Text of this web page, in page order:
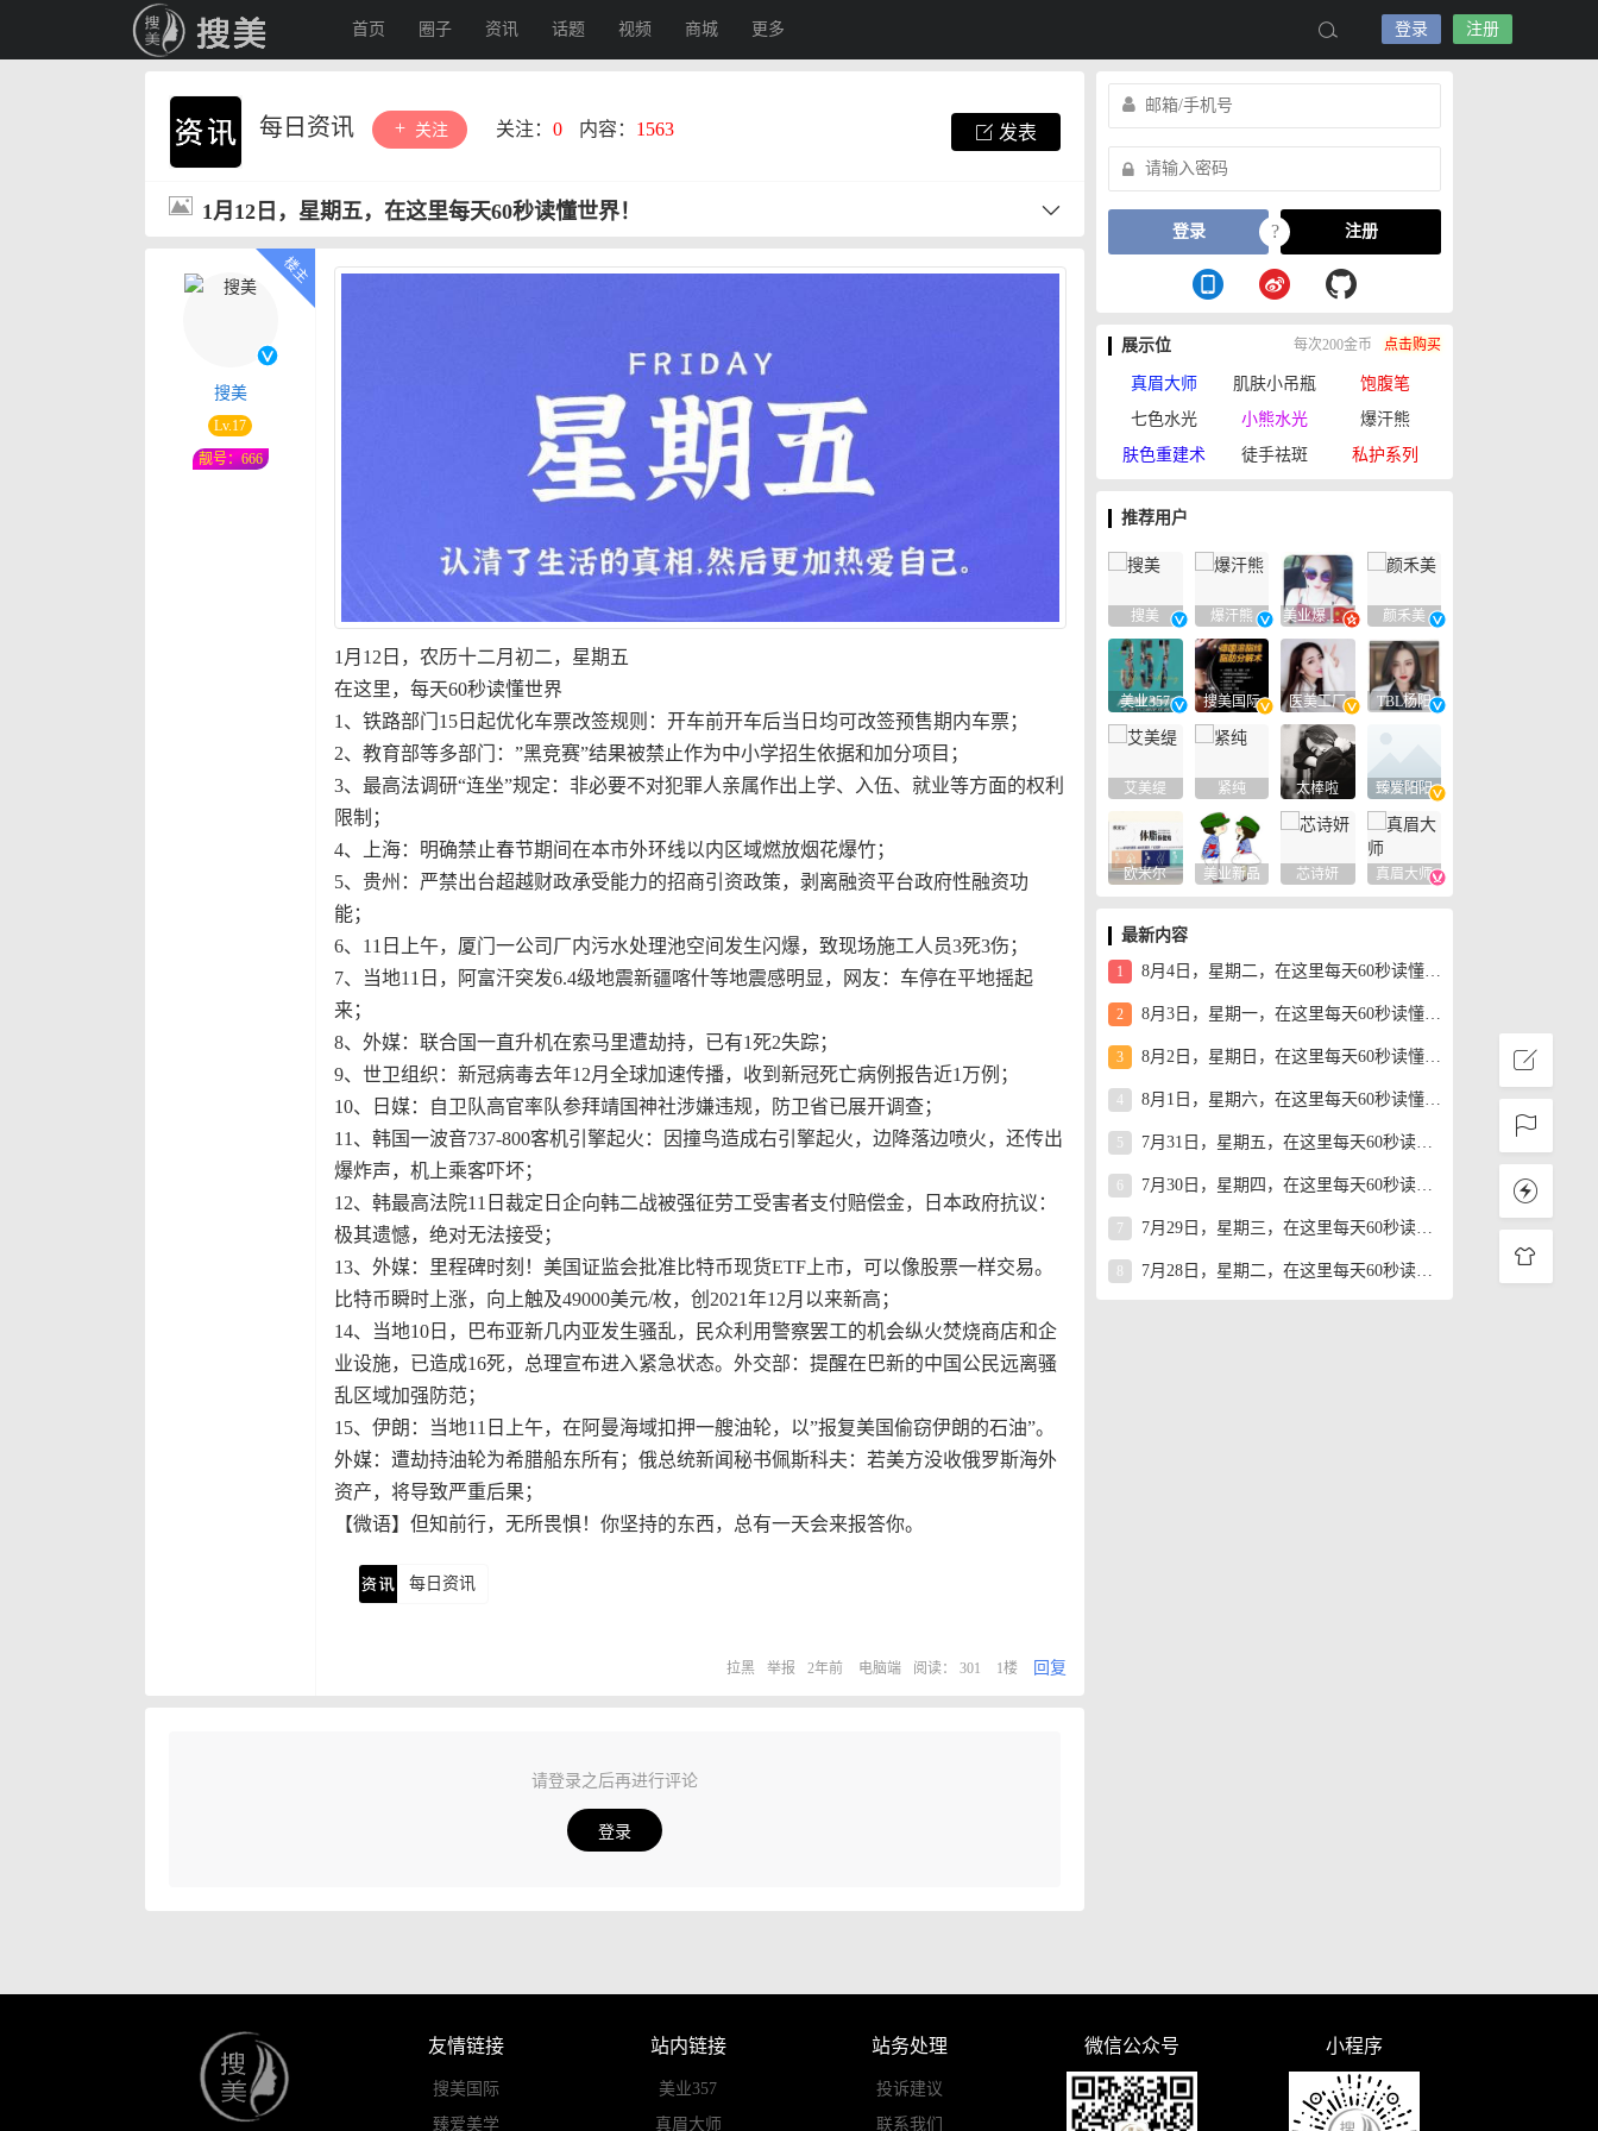
首页 圈子 资讯 话题 视频 商城 更多 登录 注册
每日资讯 关注 关注： 0 内容： 1563 发表
1月12日，星期五，在这里每天60秒读懂世界！
搜美
Lv.17
靓号：666
1月12日，农历十二月初二，星期五
在这里，每天60秒读懂世界
1、铁路部门15日起优化车票改签规则：开车前开车后当日均可改签预售期内车票；
2、教育部等多部门：”黑竞赛”结果被禁止作为中小学招生依据和加分项目；
3、最高法调研“连坐”规定：非必要不对犯罪人亲属作出上学、入伍、就业等方面的权利
限制；
4、上海：明确禁止春节期间在本市外环线以内区域燃放烟花爆竹；
5、贵州：严禁出台超越财政承受能力的招商引资政策，剥离融资平台政府性融资功
能；
6、11日上午，厦门一公司厂内污水处理池空间发生闪爆，致现场施工人员3死3伤；
7、当地11日，阿富汗突发6.4级地震新疆喀什等地震感明显，网友：车停在平地摇起
来；
8、外媒：联合国一直升机在索马里遭劫持，已有1死2失踪；
9、世卫组织：新冠病毒去年12月全球加速传播，收到新冠死亡病例报告近1万例；
10、日媒：自卫队高官率队参拜靖国神社涉嫌违规，防卫省已展开调查；
11、韩国一波音737-800客机引擎起火：因撞鸟造成右引擎起火，边降落边喷火，还传出
爆炸声，机上乘客吓坏；
12、韩最高法院11日裁定日企向韩二战被强征劳工受害者支付赔偿金，日本政府抗议：
极其遗憾，绝对无法接受；
13、外媒：里程碑时刻！美国证监会批准比特币现货ETF上市，可以像股票一样交易。
比特币瞬时上涨，向上触及49000美元/枚，创2021年12月以来新高；
14、当地10日，巴布亚新几内亚发生骚乱，民众利用警察罢工的机会纵火焚烧商店和企
业设施，已造成16死，总理宣布进入紧急状态。外交部：提醒在巴新的中国公民远离骚
乱区域加强防范；
15、伊朗：当地11日上午，在阿曼海域扣押一艘油轮，以”报复美国偷窃伊朗的石油”。
外媒：遭劫持油轮为希腊船东所有；俄总统新闻秘书佩斯科夫：若美方没收俄罗斯海外
资产，将导致严重后果；
【微语】但知前行，无所畏惧！你坚持的东西，总有一天会来报答你。
每日资讯
拉黑 举报 2年前 电脑端 阅读： 301 1楼 回复
请登录之后再进行评论
登录
登录 ? 注册
展示位 每次200金币 点击购买
真眉大师 肌肤小吊瓶
饱腹笔
七色水光
小熊水光
爆汗熊
肤色重建术
徒手祛斑 私护系列
推荐用户
搜美 爆汗熊 美业爆款平台 颜禾美
美业357 搜美国际 医美工厂 TBL杨阳
艾美缇 紧纯 太棒啦 臻爱阳阳
欧米尔 美业新品 芯诗妍 真眉大师
最新内容
1 8月4日，星期二，在这里每天60秒读懂世界！
2 8月3日，星期一，在这里每天60秒读懂世界！
3 8月2日，星期日，在这里每天60秒读懂世界！
4 8月1日，星期六，在这里每天60秒读懂世界！
5 7月31日，星期五，在这里每天60秒读懂世界！
6 7月30日，星期四，在这里每天60秒读懂世界！
7 7月29日，星期三，在这里每天60秒读懂世界！
7月28日，星期二，在这里每天60秒读懂世界！
友情链接
搜美国际
臻爱美学
站内链接
美业357
真眉大师
站务处理
投诉建议
联系我们
微信公众号 小程序